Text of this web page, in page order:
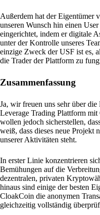
Außerdem hat der Eigentümer
unseren Wunsch hin einen
eingerichtet, indem er digitale
unter der Kontrolle unseres
einzige Zweck der USF ist es,
die Trader der Plattform zu
Zusammenfassung
Ja, wir freuen uns sehr über
Leverage Trading Plattform
wollen jedoch sicherstellen,
weiß, dass dieses neue Projekt
unserer Aktivitäten steht.
In erster Linie konzentrieren
Bemühungen auf die
dezentralen, privaten
hinaus sind einige der besten
CloakCoin die anonymen
gleichzeitig vollständig